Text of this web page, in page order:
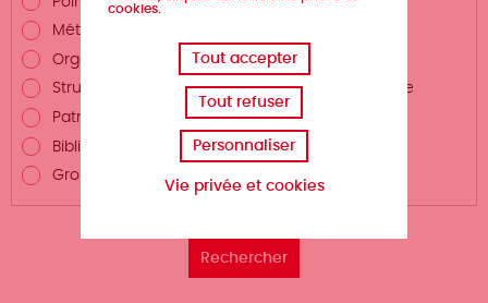
Métiers autour du livre
Organismes de formation
Structures de promotion du livre et de la lecture
Patrimoine écrit
Bibliothèques et centres de documentation
Groupements professionnels
cookies.
Tout accepter
Tout refuser
Personnaliser
Vie privée et cookies